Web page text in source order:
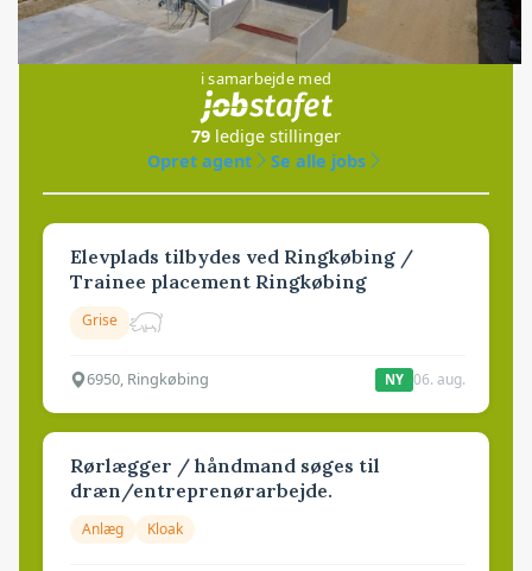
Jobs
i samarbejde med
79 ledige stillinger
Opret agent
Se alle jobs
Elevplads tilbydes ved Ringkøbing /
Trainee placement Ringkøbing
Grise
6950, Ringkøbing NY 06. aug.
Rørlægger / håndmand søges til
dræn/entreprenørarbejde.
Anlæg Kloak